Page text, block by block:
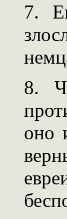
7.
8.
оно